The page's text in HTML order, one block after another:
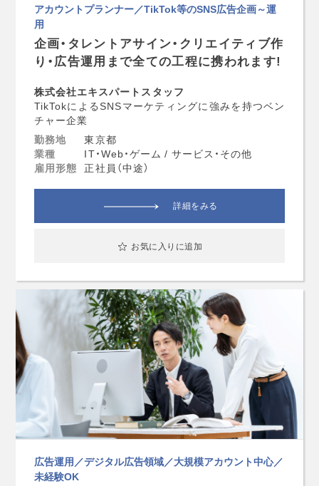
アカウントプランナー／TikTok等のSNS広告企画～運
用
企画・タレントアサイン・クリエイティブ作
り・広告運用まで全ての工程に携われます!
株式会社エキスパートスタッフ
TikTokによるSNSマーケティングに強みを持つベン
チャー企業
勤務地
東京都
業種
IT・Web・ゲーム / サービス・その他
雇用形態 正社員（中途）
詳細をみる
お気に入りに追加
広告運用／デジタル広告領域／大規模アカウント中心／
未経験OK